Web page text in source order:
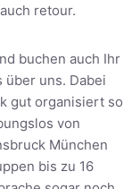
retour.
buchen auch Ihr
über uns. Dabei
gut organisiert so
von
München
bis zu 16